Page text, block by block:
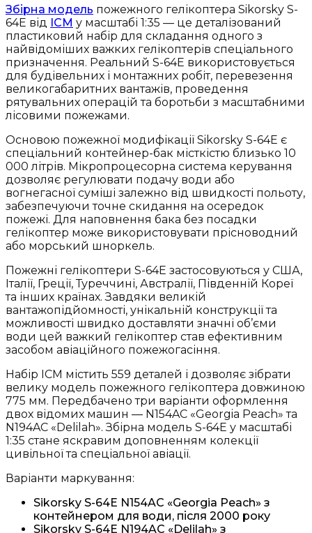
Збірна модель пожежного гелікоптера Sikorsky S-
64E від ICM у масштабі 1:35 — це деталізований
пластиковий набір для складання одного з
найвідоміших важких гелікоптерів спеціального
призначення. Реальний S-64E використовується
для будівельних і монтажних робіт, перевезення
великогабаритних вантажів, проведення
рятувальних операцій та боротьби з масштабними
лісовими пожежами.
Основою пожежної модифікації Sikorsky S-64E є
спеціальний контейнер-бак місткістю близько 10
000 літрів. Мікропроцесорна система керування
дозволяє регулювати подачу води або
вогнегасної суміші залежно від швидкості польоту,
забезпечуючи точне скидання на осередок
пожежі. Для наповнення бака без посадки
гелікоптер може використовувати прісноводний
або морський шноркель.
Пожежні гелікоптери S-64E застосовуються у США,
Італії, Греції, Туреччині, Австралії, Південній Кореї
та інших країнах. Завдяки великій
вантажопідйомності, унікальній конструкції та
можливості швидко доставляти значні об’єми
води цей важкий гелікоптер став ефективним
засобом авіаційного пожежогасіння.
Набір ICM містить 559 деталей і дозволяє зібрати
велику модель пожежного гелікоптера довжиною
775 мм. Передбачено три варіанти оформлення
двох відомих машин — N154AC «Georgia Peach» та
N194AC «Delilah». Збірна модель S-64E у масштабі
1:35 стане яскравим доповненням колекції
цивільної та спеціальної авіації.
Варіанти маркування:
Sikorsky S-64E N154AC «Georgia Peach» з
контейнером для води, після 2000 року
Sikorsky S-64E N194AC «Delilah» з